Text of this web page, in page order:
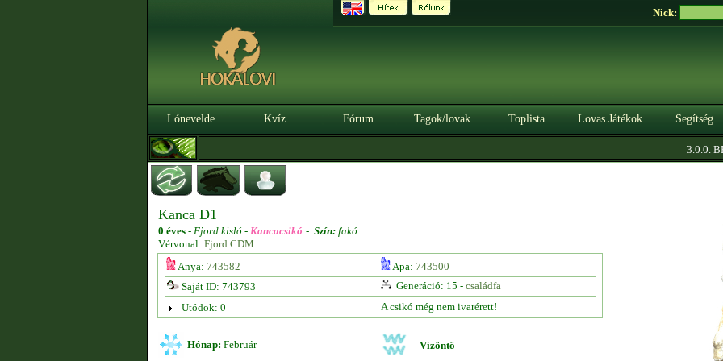
Nick:
Lónevelde Kvíz Fórum Tagok/lovak Toplista Lovas Játékok Segítség
3.0.0.
Kanca D1
0 éves - Fjord kisló - Kancacsikó - Szín: fakó
Vérvonal: Fjord CDM
Anya: 743582 Apa: 743500
Saját ID: 743793
Generáció: 15 - családfa
Utódok: 0
A csikó még nem ivarérett!
Hónap: Február Vízöntő